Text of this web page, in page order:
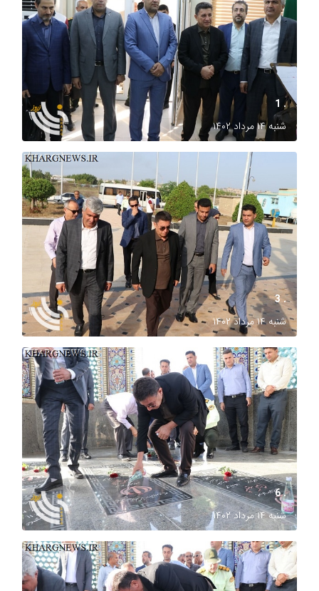
. 1
شنبه ۱۴ مرداد ۱۴۰۲
. 3
شنبه ۱۴ مرداد ۱۴۰۲
. 6
شنبه ۱۴ مرداد ۱۴۰۲